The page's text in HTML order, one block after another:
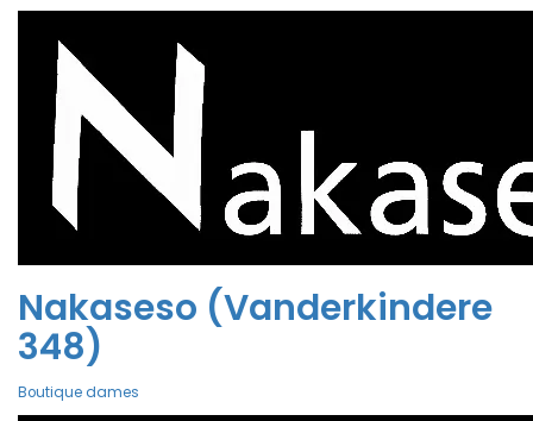
Nakaseso (Vanderkindere
348)
Boutique dames